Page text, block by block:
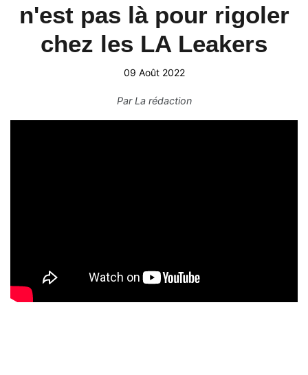
n'est pas là pour rigoler
chez les LA Leakers
09 Août 2022
ParLa rédaction